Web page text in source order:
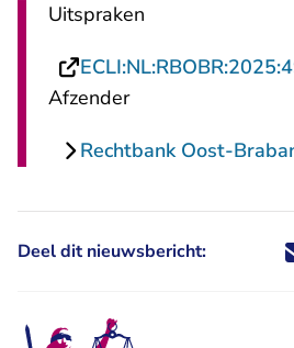
Uitspraken
Afzender
Rechtbank Oost-
Deel dit nieuwsbericht: Deel